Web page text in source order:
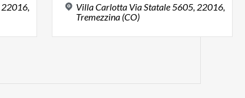
22016,
Villa Carlotta Via Statale 5605, 22016,
Tremezzina (CO)